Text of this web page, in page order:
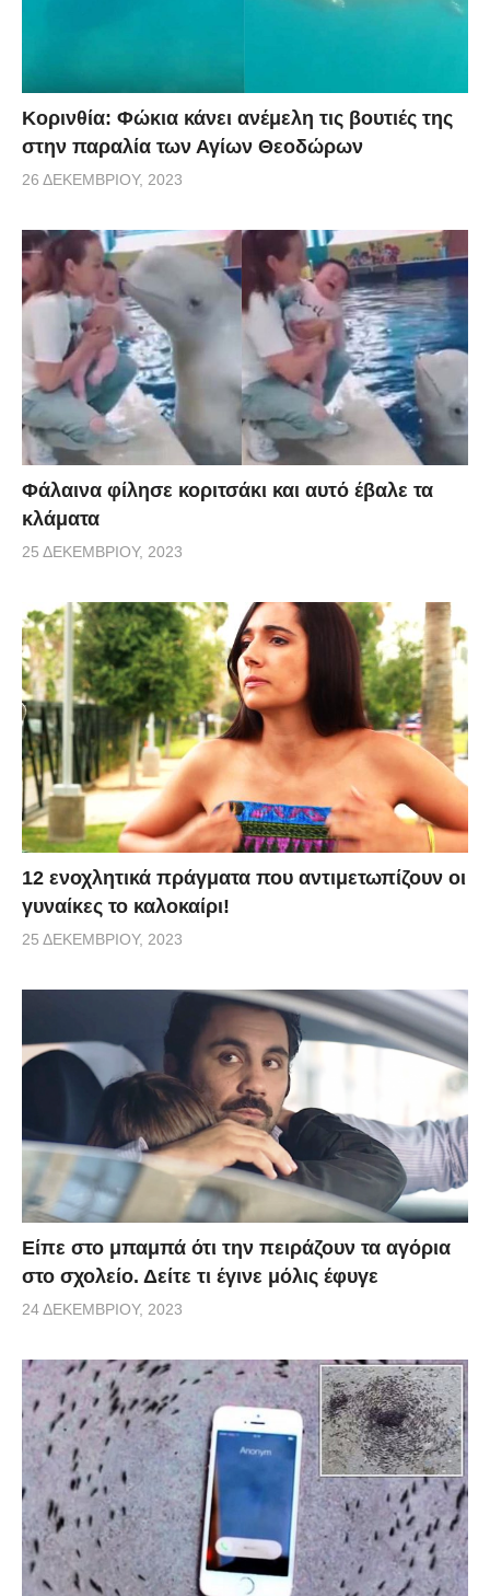
Κορινθία: Φώκια κάνει ανέμελη τις βουτιές της
στην παραλία των Αγίων Θεοδώρων
26 ΔΕΚΕΜΒΡΊΟΥ, 2023
Φάλαινα φίλησε κοριτσάκι και αυτό έβαλε τα
κλάματα
25 ΔΕΚΕΜΒΡΊΟΥ, 2023
12 ενοχλητικά πράγματα που αντιμετωπίζουν οι
γυναίκες το καλοκαίρι!
25 ΔΕΚΕΜΒΡΊΟΥ, 2023
Είπε στο μπαμπά ότι την πειράζουν τα αγόρια
στο σχολείο. Δείτε τι έγινε μόλις έφυγε
24 ΔΕΚΕΜΒΡΊΟΥ, 2023